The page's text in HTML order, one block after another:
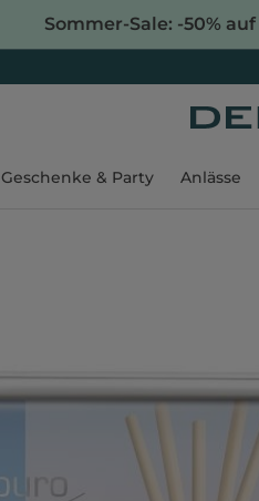
Sommer-Sale: -50%
Geschenke & Party Anlässe